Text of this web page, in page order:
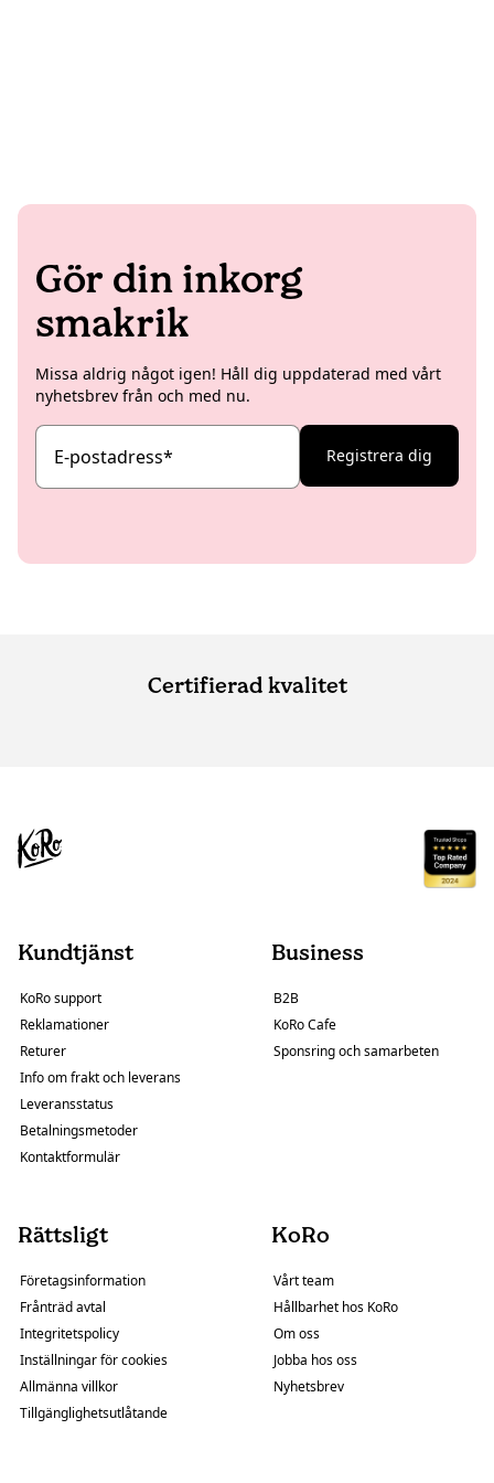
Gör din inkorg
smakrik
Missa aldrig något igen! Håll dig uppdaterad med vårt
nyhetsbrev från och med nu.
E-postadress* Registrera dig
Certifierad kvalitet
Kundtjänst
KoRo support
Reklamationer
Returer
Info om frakt och leverans
Leveransstatus
Betalningsmetoder
Kontaktformulär
Business
B2B
KoRo Cafe
Sponsring och samarbeten
Rättsligt
Företagsinformation
Frånträd avtal
Integritetspolicy
Inställningar för cookies
Allmänna villkor
Tillgänglighetsutlåtande
KoRo
Vårt team
Hållbarhet hos KoRo
Om oss
Jobba hos oss
Nyhetsbrev